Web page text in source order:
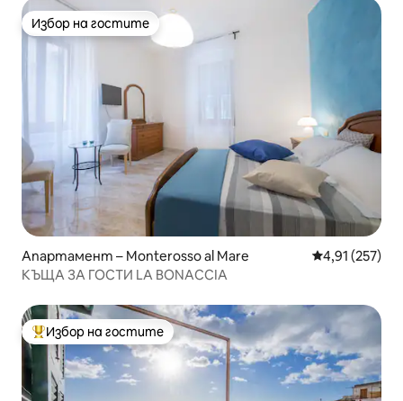
Избор на гостите
Избор на гостите
Апартамент – Monterosso al Mare Средна
4,91 (257)
КЪЩА ЗА ГОСТИ LA BONACCIA
Най-популярен избор на гостите
Избор на гостите